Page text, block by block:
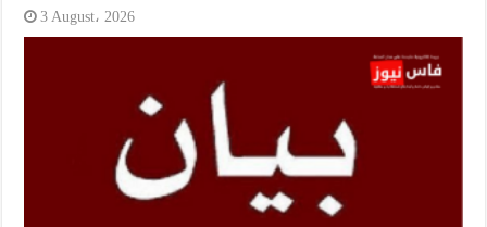
3 August، 2026